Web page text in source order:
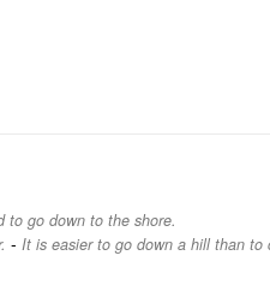
to go down to the shore.
- It is easier to go down a hill than to